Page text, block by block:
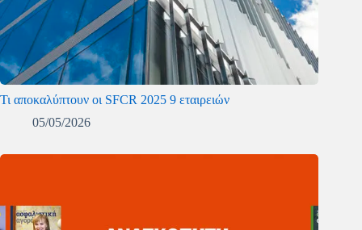
Τι αποκαλύπτουν οι SFCR 2025 9 εταιρειών
05/05/2026